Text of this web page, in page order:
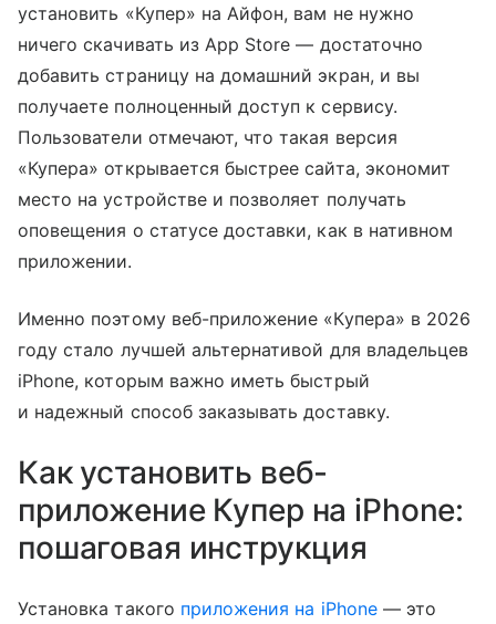
установить «Купер» на Айфон, вам не нужно
ничего скачивать из App Store — достаточно
добавить страницу на домашний экран, и вы
получаете полноценный доступ к сервису.
Пользователи отмечают, что такая версия
«Купера» открывается быстрее сайта, экономит
место на устройстве и позволяет получать
оповещения о статусе доставки, как в нативном
приложении.
Именно поэтому веб-приложение «Купера» в 2026
году стало лучшей альтернативой для владельцев
iPhone, которым важно иметь быстрый
и надежный способ заказывать доставку.
Как установить веб-
приложение Купер на iPhone:
пошаговая инструкция
Установка такого приложения на iPhone— это